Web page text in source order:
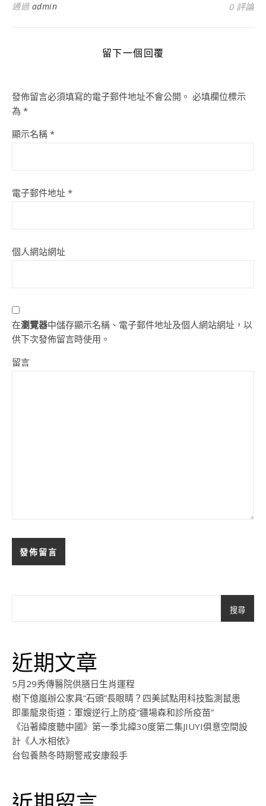
通過 admin 0 評論
留下一個回覆
發佈留言必須填寫的電子郵件地址不會公開。 必填欄位標示
為 *
顯示名稱 *
電子郵件地址 *
個人網站網址
在瀏覽器中儲存顯示名稱、電子郵件地址及個人網站網址，以
供下次發佈留言時使用。
留言
搜尋
近期文章
5月29秀傳醫院供膳日生肖運程
樹下億嵐辦公家具“石頭”長眼睛？四美試點用科技監測鼠患
即墨龍泉街道：軍嫂逆行上防疫“疆場森和診所疫苗”
《沿著緯度聽中國》第一季北緯30度第二集JIUYI俱意空間設
計《人水相依》
台包養熱冬時期警戒安康殺手